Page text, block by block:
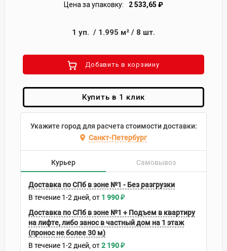
Цена за упаковку:
2 533,65 ₽
1 уп. / 1.995 м² / 8 шт.
Добавить в корзиину
Купить в 1 клик
Укажите город для расчета стоимости доставки:
Санкт-Петербург
Курьер Самовывоз
Доставка по СПб в зоне №1 - Без разгрузки
В течение 1-2 дней 1 990₽
Доставка по СПб в зоне №1 + Подъем в квартиру
на лифте, либо занос в частный дом на 1 этаж
(пронос не более 30 м)
В течение 1-2 дней 2 190₽